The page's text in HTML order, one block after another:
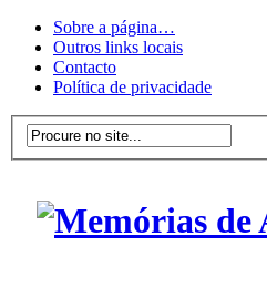
Sobre a página…
Outros links locais
Contacto
Política de privacidade